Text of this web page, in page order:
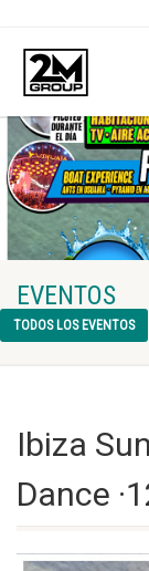
EVENTOS
TODOS LOS EVENTOS
Ibiza
Dance